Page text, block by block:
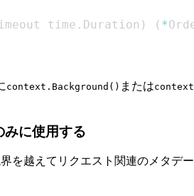
time . Duration ) ( *
context.Background() または
みに使用する
を越えてリクエスト関連のメタデ